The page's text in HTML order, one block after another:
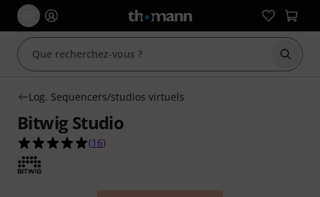
Log. Sequencers/studios virtuels
Bitwig Studio
5.0 étoiles sur 5 d'après 16 évaluations clients
(16)